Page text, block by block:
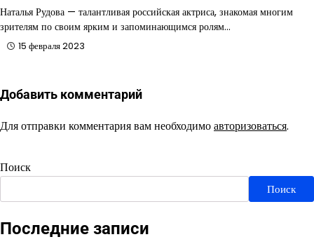
Наталья Рудова — талантливая российская актриса, знакомая многим
зрителям по своим ярким и запоминающимся ролям…
15 февраля 2023
Добавить комментарий
Для отправки комментария вам необходимоавторизоваться.
Поиск
Поиск
Последние записи